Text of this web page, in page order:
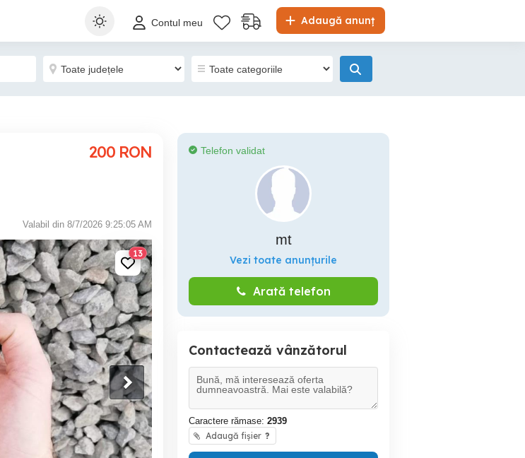
Adaugă anunț
Contul meu
200 RON
Valabil din 8/7/2026 9:25:05 AM
13
Telefon validat
mt
Vezi toate anunțurile
Arată telefon
Contactează vânzătorul
Caractere rămase: 2939
Adaugă fișier ?